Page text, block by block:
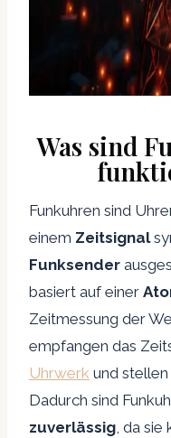
Was sind
Funkuhren sind
einem Zeitsignal
Funksender
basiert auf einer
Zeitmessung der
empfangen das
Uhrwerk und
Dadurch sind
zuverlässig, da sie